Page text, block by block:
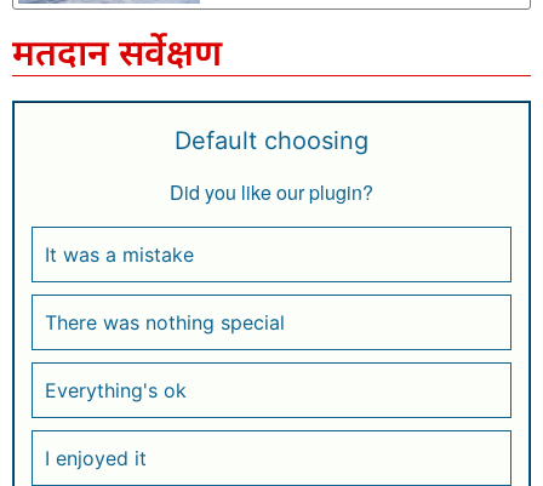
मतदान सर्वेक्षण
Default choosing
Did you like our plugin?
It was a mistake
There was nothing special
Everything's ok
I enjoyed it